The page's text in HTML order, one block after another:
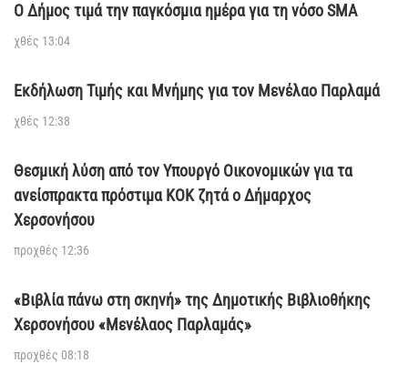
Ο Δήμος τιμά την παγκόσμια ημέρα για τη νόσο SMA
χθές 13:04
Εκδήλωση Τιμής και Μνήμης για τον Μενέλαο Παρλαμά
χθές 12:38
Θεσμική λύση από τον Υπουργό Οικονομικών για τα
ανείσπρακτα πρόστιμα ΚΟΚ ζητά ο Δήμαρχος
Χερσονήσου
προχθές 12:36
«Βιβλία πάνω στη σκηνή» της Δημοτικής Βιβλιοθήκης
Χερσονήσου «Μενέλαος Παρλαμάς»
προχθές 08:18